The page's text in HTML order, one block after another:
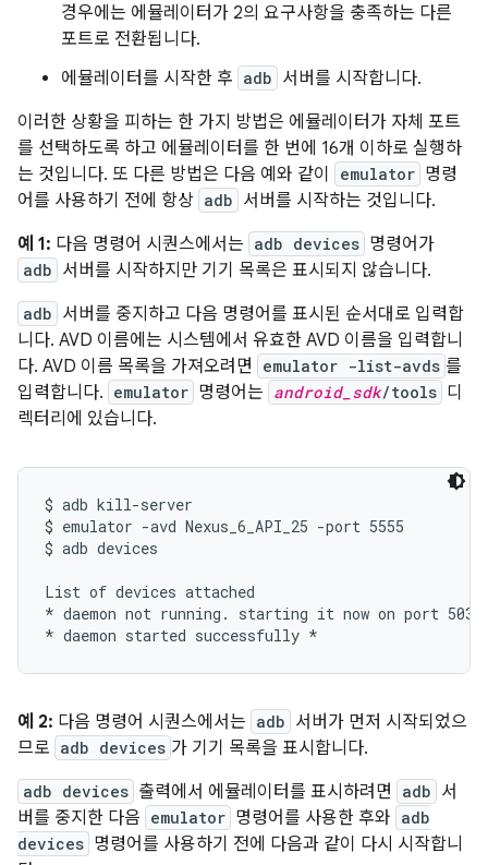
경우에는 에뮬레이터가 2의 요구사항을 충족하는 다른
포트로 전환됩니다.
에뮬레이터를 시작한 후 adb 서버를 시작합니다.
이러한 상황을 피하는 한 가지 방법은 에뮬레이터가 자체 포트
를 선택하도록 하고 에뮬레이터를 한 번에 16개 이하로 실행하
는 것입니다. 또 다른 방법은 다음 예와 같이
emulator 명령
어를 사용하기 전에 항상 adb 서버를 시작하는 것입니다.
예 1: 다음 명령어 시퀀스에서는 adb devices 명령어가
adb 서버를 시작하지만 기기 목록은 표시되지 않습니다.
adb 서버를 중지하고 다음 명령어를 표시된 순서대로 입력합
니다. AVD 이름에는 시스템에서 유효한 AVD 이름을 입력합니
다. AVD 이름 목록을 가져오려면
emulator -list-avds 를
입력합니다. emulator 명령어는 android_sdk/tools 디
렉터리에 있습니다.
$ adb kill-server
$ emulator -avd Nexus_6_API_25 -port 5555
$ adb devices
List of devices attached
* daemon not running. starting it now on port
예 2: 다음 명령어 시퀀스에서는 adb 서버가 먼저 시작되었으
므로 adb devices 가 기기 목록을 표시합니다.
adb devices 출력에서 에뮬레이터를 표시하려면 adb 서
버를 중지한 다음 emulator 명령어를 사용한 후와 adb
devices 명령어를 사용하기 전에 다음과 같이 다시 시작합니